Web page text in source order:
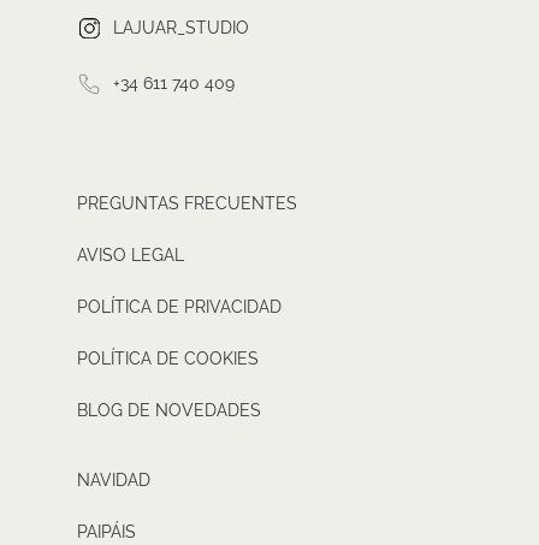
LAJUAR_STUDIO
+34 611 740 409
PREGUNTAS FRECUENTES
AVISO LEGAL
POLÍTICA DE PRIVACIDAD
POLÍTICA DE COOKIES
BLOG DE NOVEDADES
NAVIDAD
PAIPÁIS